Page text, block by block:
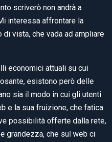
scriverò non andrà a
interessa affrontare la
vista, che vada ad ampliare
economici attuali su cui
esistono però delle
sia il modo in cui gli utenti
e la sua fruizione, che fatica
possibilità offerte dalla rete,
grandezza, che sul web ci